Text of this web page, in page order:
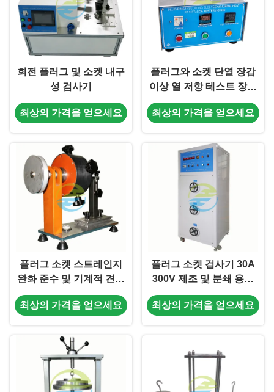
회전 플러그 및 소켓 내구
성 검사기
최상의 가격을 얻으세요
플러그와 소켓 단열 장갑
이상 열 저항 테스트 장비
IEC 표준 준수에 대한 고
급 플러그 소켓 테스트
최상의 가격을 얻으세요
플러그 소켓 스트레인지
완화 준수 및 기계적 견고
성 테스트를 위한 고정도
유연 케이블 토크 및 긴장
최상의 가격을 얻으세요
플러그 소켓 검사기 30A
300V 제조 및 분쇄 용량
및 정상 작동 부하 테스트
장비
최상의 가격을 얻으세요